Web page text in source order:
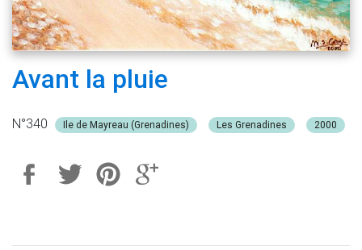
Avant la pluie
N°340 Ile de Mayreau (Grenadines) Les Grenadines 2000